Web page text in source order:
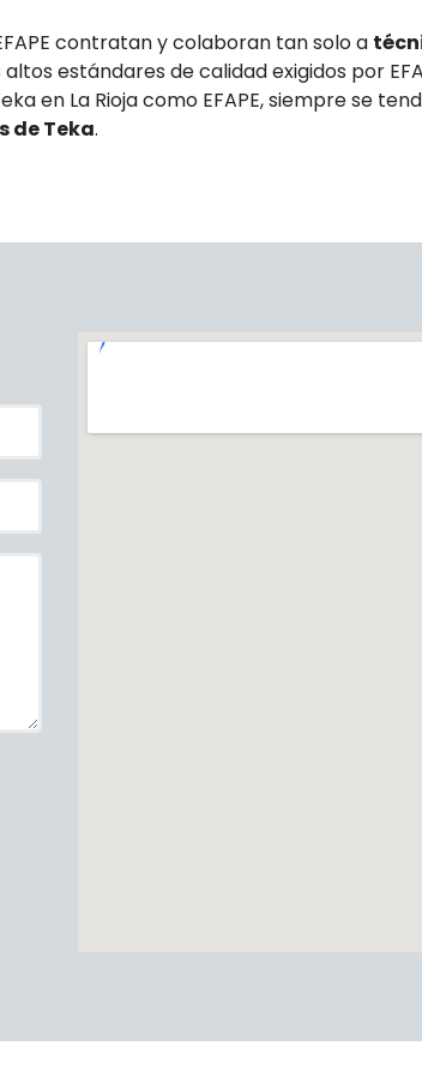
contratan y colaboran tan solo a
estándares de calidad exigidos por
en La Rioja como EFAPE, siempre se
de Teka.